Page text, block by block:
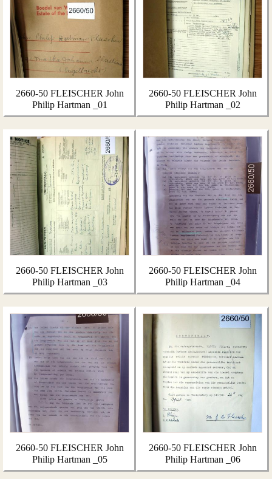
2660-50 FLEISCHER John
Philip Hartman _01
2660-50 FLEISCHER John
Philip Hartman _02
2660-50 FLEISCHER John
Philip Hartman _03
2660-50 FLEISCHER John
Philip Hartman _04
2660-50 FLEISCHER John
Philip Hartman _05
2660-50 FLEISCHER John
Philip Hartman _06